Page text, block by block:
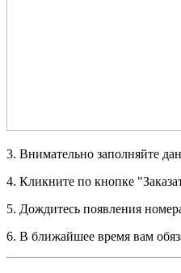
3. Внимательно заполняйте
4. Кликните по кнопке
5. Дождитесь появления
6. В ближайшее время вам